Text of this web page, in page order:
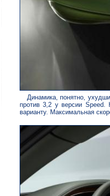
Динамика, понятно,
против 3,2 у версии Speed.
варианту. Максимальная